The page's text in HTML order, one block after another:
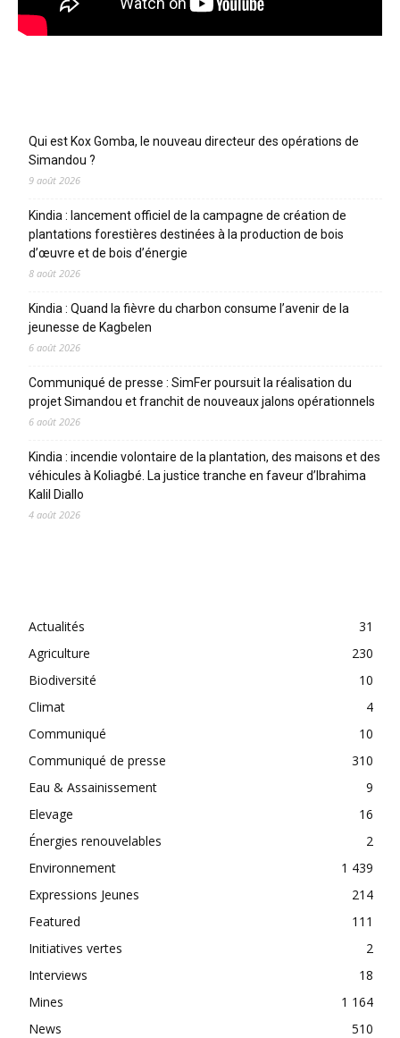
Qui est Kox Gomba, le nouveau directeur des opérations de
Simandou ?
9 août 2026
Kindia : lancement officiel de la campagne de création de
plantations forestières destinées à la production de bois
d’œuvre et de bois d’énergie
8 août 2026
Kindia : Quand la fièvre du charbon consume l’avenir de la
jeunesse de Kagbelen
6 août 2026
Communiqué de presse : SimFer poursuit la réalisation du
projet Simandou et franchit de nouveaux jalons opérationnels
6 août 2026
Kindia : incendie volontaire de la plantation, des maisons et des
véhicules à Koliagbé. La justice tranche en faveur d’Ibrahima
Kalil Diallo
4 août 2026
Actualités
31
Agriculture
230
Biodiversité
10
Climat
4
Communiqué
10
Communiqué de presse
310
Eau & Assainissement
9
Elevage
16
Énergies renouvelables
2
Environnement
1 439
Expressions Jeunes
214
Featured
111
Initiatives vertes
2
Interviews
18
Mines
1 164
News
510